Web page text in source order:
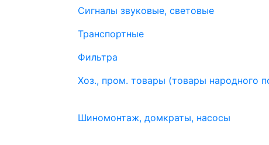
Сигналы звуковые, световые
Транспортные
Фильтра
Хоз., пром. товары (товары народного
Шиномонтаж, домкраты, насосы